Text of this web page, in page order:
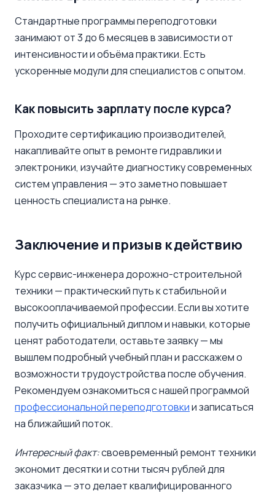
Стандартные программы переподготовки
занимают от 3 до 6 месяцев в зависимости от
интенсивности и объёма практики. Есть
ускоренные модули для специалистов с опытом.
Как повысить зарплату после курса?
Проходите сертификацию производителей,
накапливайте опыт в ремонте гидравлики и
электроники, изучайте диагностику современных
систем управления — это заметно повышает
ценность специалиста на рынке.
Заключение и призыв к действию
Курс сервис-инженера дорожно-строительной
техники — практический путь к стабильной и
высокооплачиваемой профессии. Если вы хотите
получить официальный диплом и навыки, которые
ценят работодатели, оставьте заявку — мы
вышлем подробный учебный план и расскажем о
возможности трудоустройства после обучения.
Рекомендуем ознакомиться с нашей программой
профессиональной переподготовкии записаться
на ближайший поток.
Интересный факт:своевременный ремонт техники
экономит десятки и сотни тысяч рублей для
заказчика — это делает квалифицированного